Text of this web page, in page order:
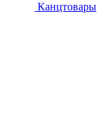
Канцтовары